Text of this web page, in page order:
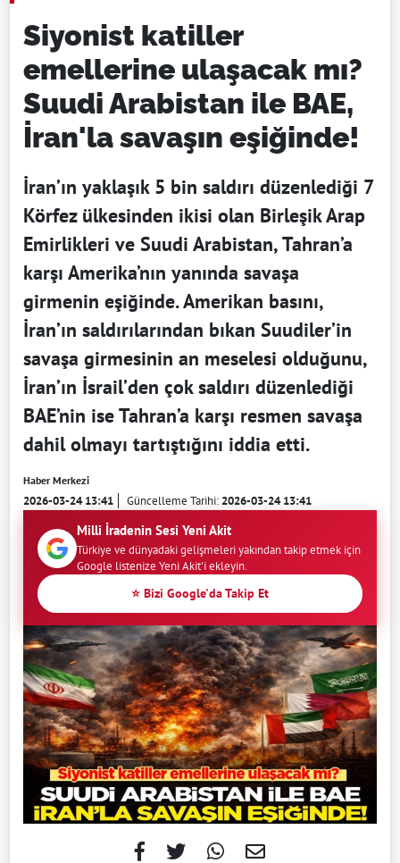
Siyonist katiller
emellerine ulaşacak mı?
Suudi Arabistan ile BAE,
İran'la savaşın eşiğinde!
İran’ın yaklaşık 5 bin saldırı düzenlediği 7
Körfez ülkesinden ikisi olan Birleşik Arap
Emirlikleri ve Suudi Arabistan, Tahran’a
karşı Amerika’nın yanında savaşa
girmenin eşiğinde. Amerikan basını,
İran’ın saldırılarından bıkan Suudiler’in
savaşa girmesinin an meselesi olduğunu,
İran’ın İsrail’den çok saldırı düzenlediği
BAE’nin ise Tahran’a karşı resmen savaşa
dahil olmayı tartıştığını iddia etti.
Haber Merkezi
2026-03-24 13:41 Güncelleme Tarihi:2026-03-24 13:41
Milli İradenin Sesi Yeni Akit
Türkiye ve dünyadaki gelişmeleri yakından takip etmek için
Google listenize Yeni Akit'i ekleyin.
⭐ Bizi Google'da Takip Et